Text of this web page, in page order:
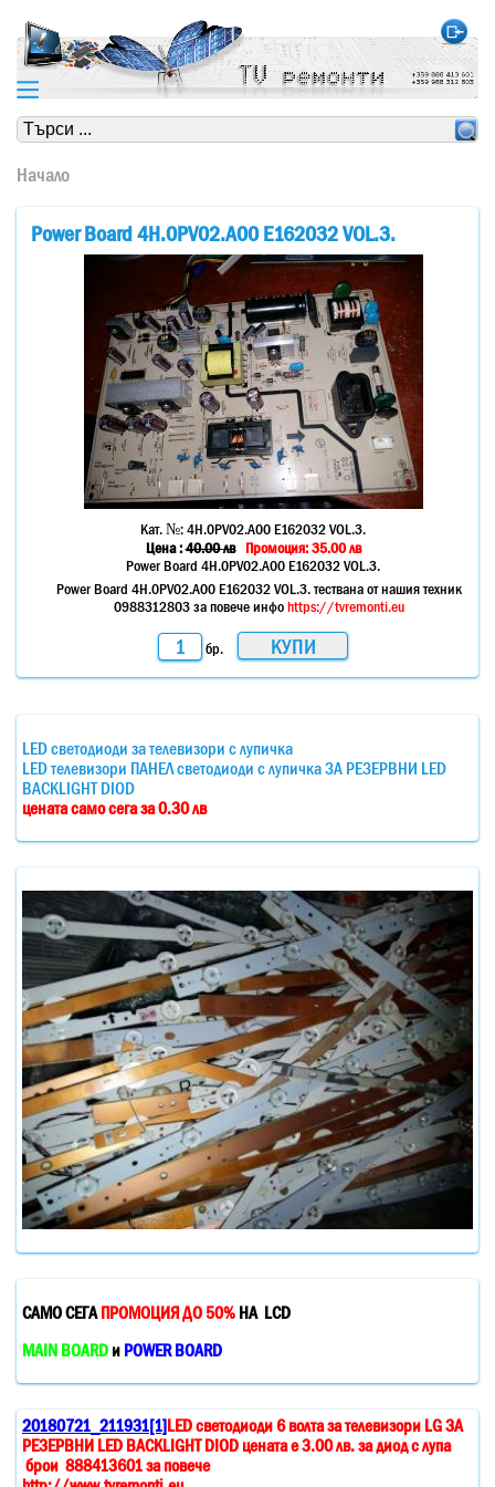
https://www.high-endrolex.com/24
Начало
Power Board 4H.0PV02.A00 E162032 VOL.3.
Кат. №:4H.0PV02.A00 E162032 VOL.3.
Цена :40.00лв Промоция: 35.00 лв
Power Board 4H.0PV02.A00 E162032 VOL.3.
Power Board 4H.0PV02.A00 E162032 VOL.3. тествана от нашия техник
0988312803 за повече инфоhttps://tvremonti.eu
бр.
LED светодиоди за телевизори с лупичка
LED телевизори ПАНЕЛ светодиоди с лупичка ЗА РЕЗЕРВНИ LED
BACKLIGHT DIOD
цената само сега за 0.30 лв
САМО СЕГА ПРОМОЦИЯ ДО 50% НА LCD
MAIN BOARD и POWER BOARD
20180721_211931[1]LED светодиоди 6 волта за телевизори LG ЗА
РЕЗЕРВНИ LED BACKLIGHT DIOD цената е 3.00 лв. за диод с лупа
брои 888413601 за повече